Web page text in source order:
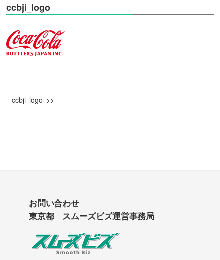
ccbji_logo
ccbji_logo
お問い合わせ
東京都 スムーズビズ運営事務局